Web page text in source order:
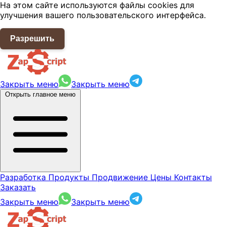
На этом сайте используются файлы cookies для
улучшения вашего пользовательского интерфейса.
Разрешить
Закрыть меню Закрыть меню
Открыть главное меню
Разработка Продукты Продвижение Цены Контакты
Заказать
Закрыть меню
Закрыть меню